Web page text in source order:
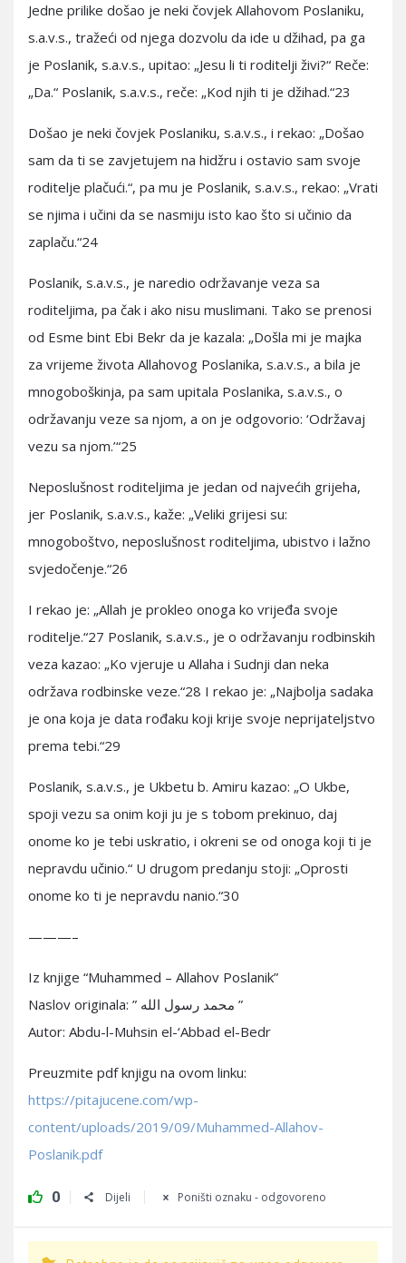
Jedne prilike došao je neki čovjek Allahovom Poslaniku,
s.a.v.s., tražeći od njega dozvolu da ide u džihad, pa ga
je Poslanik, s.a.v.s., upitao: „Jesu li ti roditelji živi?“ Reče:
„Da.“ Poslanik, s.a.v.s., reče: „Kod njih ti je džihad.“23
Došao je neki čovjek Poslaniku, s.a.v.s., i rekao: „Došao
sam da ti se zavjetujem na hidžru i ostavio sam svoje
roditelje plačući.“, pa mu je Poslanik, s.a.v.s., rekao: „Vrati
se njima i učini da se nasmiju isto kao što si učinio da
zaplaču.“24
Poslanik, s.a.v.s., je naredio održavanje veza sa
roditeljima, pa čak i ako nisu muslimani. Tako se prenosi
od Esme bint Ebi Bekr da je kazala: „Došla mi je majka
za vrijeme života Allahovog Poslanika, s.a.v.s., a bila je
mnogoboškinja, pa sam upitala Poslanika, s.a.v.s., o
održavanju veze sa njom, a on je odgovorio: ‘Održavaj
vezu sa njom.’“25
Neposlušnost roditeljima je jedan od najvećih grijeha,
jer Poslanik, s.a.v.s., kaže: „Veliki grijesi su:
mnogoboštvo, neposlušnost roditeljima, ubistvo i lažno
svjedočenje.“26
I rekao je: „Allah je prokleo onoga ko vrijeđa svoje
roditelje.“27 Poslanik, s.a.v.s., je o održavanju rodbinskih
veza kazao: „Ko vjeruje u Allaha i Sudnji dan neka
održava rodbinske veze.“28 I rekao je: „Najbolja sadaka
je ona koja je data rođaku koji krije svoje neprijateljstvo
prema tebi.“29
Poslanik, s.a.v.s., je Ukbetu b. Amiru kazao: „O Ukbe,
spoji vezu sa onim koji ju je s tobom prekinuo, daj
onome ko je tebi uskratio, i okreni se od onoga koji ti je
nepravdu učinio.“ U drugom predanju stoji: „Oprosti
onome ko ti je nepravdu nanio.“30
———–
Iz knjige “Muhammed – Allahov Poslanik”
Naslov originala: ” محمد رسول الله ”
Autor: Abdu-l-Muhsin el-‘Abbad el-Bedr
Preuzmite pdf knjigu na ovom linku:
https://pitajucene.com/wp-
content/uploads/2019/09/Muhammed-Allahov-
Poslanik.pdf
0 Dijeli Poništi oznaku - odgovoreno